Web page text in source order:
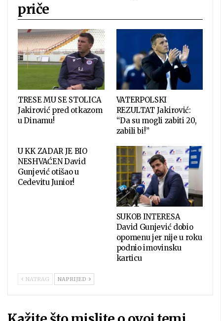
priče
TRESE MU SE STOLICA
Jakirović pred otkazom
u Dinamu!
VATERPOLSKI
REZULTAT Jakirović:
“Da su mogli zabiti 20,
zabili bi!”
U KK ZADAR JE BIO
NESHVAĆEN David
Gunjević otišao u
Cedevitu Junior!
SUKOB INTERESA
David Gunjević dobio
opomenu jer nije u roku
podnio imovinsku
karticu
NATRAG NAPRIJED